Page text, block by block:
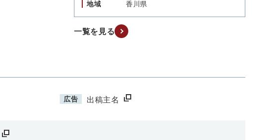
地域 香川県
一覧を見る
広告 出稿主名